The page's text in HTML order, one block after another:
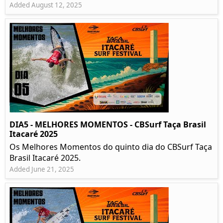
Added August 12, 2025
DIA5 - MELHORES MOMENTOS - CBSurf Taça Brasil
Itacaré 2025
Os Melhores Momentos do quinto dia do CBSurf Taça
Brasil Itacaré 2025.
Added June 21, 2025